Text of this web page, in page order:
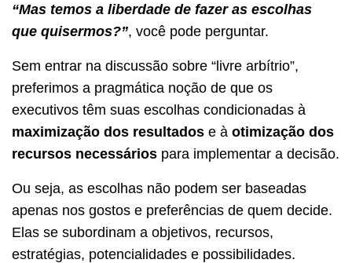
“Mas temos a liberdade de fazer as escolhas
que quisermos?”, você pode perguntar.
Sem entrar na discussão sobre “livre arbítrio”,
preferimos a pragmática noção de que os
executivos têm suas escolhas condicionadas à
maximização dos resultados e à otimização dos
recursos necessários para implementar a decisão.
Ou seja, as escolhas não podem ser baseadas
apenas nos gostos e preferências de quem decide.
Elas se subordinam a objetivos, recursos,
estratégias, potencialidades e possibilidades.